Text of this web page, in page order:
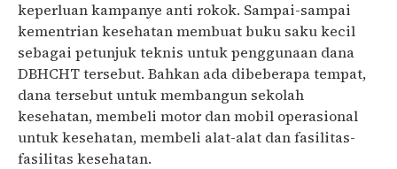
keperluan kampanye anti rokok. Sampai-sampai
kementrian kesehatan membuat buku saku kecil
sebagai petunjuk teknis untuk penggunaan dana
DBHCHT tersebut. Bahkan ada dibeberapa tempat,
dana tersebut untuk membangun sekolah
kesehatan, membeli motor dan mobil operasional
untuk kesehatan, membeli alat-alat dan fasilitas-
fasilitas kesehatan.